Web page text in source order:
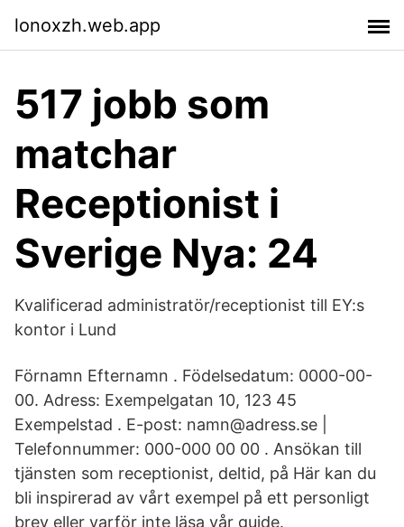
lonoxzh.web.app
517 jobb som
matchar
Receptionist i
Sverige Nya: 24
Kvalificerad administratör/receptionist till EY:s
kontor i Lund
Förnamn Efternamn . Födelsedatum: 0000-00-
00. Adress: Exempelgatan 10, 123 45
Exempelstad . E-post: namn@adress.se |
Telefonnummer: 000-000 00 00 . Ansökan till
tjänsten som receptionist, deltid, på Här kan du
bli inspirerad av vårt exempel på ett personligt
brev eller varför inte läsa vår guide.